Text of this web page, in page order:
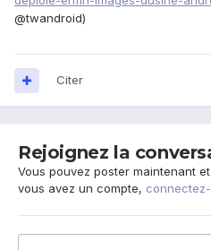
@twandroid)
Citer
Rejoignez la
Vous pouvez poster maintenant
vous avez un compte,